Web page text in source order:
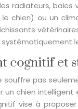
radiateurs,
chien) ou un
cognitif et
souffre pas
un chien
vise à